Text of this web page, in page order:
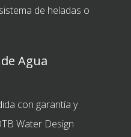
de heladas o
Agua
con garantía y
Water Design